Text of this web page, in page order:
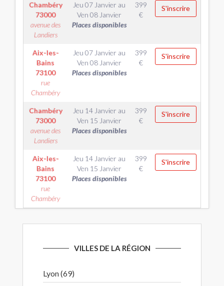
Chambéry
73000
avenue des
Landiers
Jeu 07 Janvier au
Ven 08 Janvier
Places disponibles
399
€
S'inscrire
Aix-les-
Bains
73100
rue
Chambéry
Jeu 07 Janvier au
Ven 08 Janvier
Places disponibles
399
€
S'inscrire
Chambéry
73000
avenue des
Landiers
Jeu 14 Janvier au
Ven 15 Janvier
Places disponibles
399
€
S'inscrire
Aix-les-
Bains
73100
rue
Chambéry
Jeu 14 Janvier au
Ven 15 Janvier
Places disponibles
399
€
S'inscrire
VILLES DE LA RÉGION
Lyon (69)